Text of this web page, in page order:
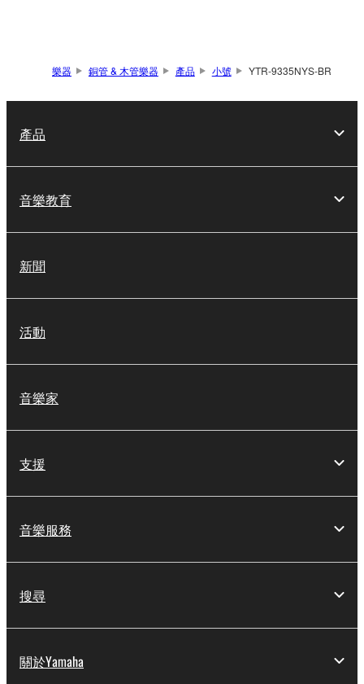
樂器 銅管 & 木管樂器 產品 小號 YTR-9335NYS-BR
產品
音樂教育
新聞
活動
音樂家
支援
音樂服務
搜尋
關於Yamaha